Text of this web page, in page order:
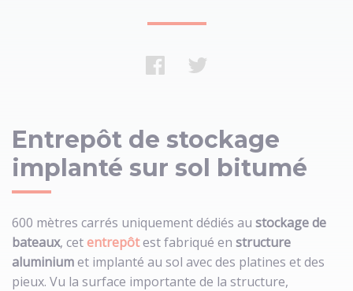
Entrepôt de stockage
implanté sur sol bitumé
600 mètres carrés uniquement dédiés au stockage de
bateaux, cetentrepôtest fabriqué en structure
aluminiumet implanté au sol avec des platines et des
pieux. Vu la surface importante de la structure,